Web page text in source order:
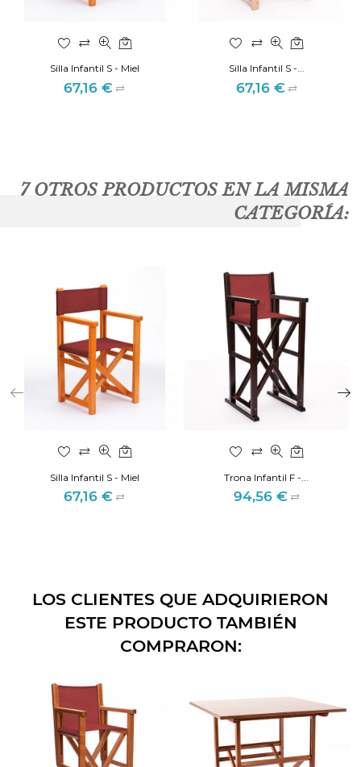
Silla Infantil S - Miel
Precio
67,16 €
Silla Infantil S -...
Precio
67,16 €
7 OTROS PRODUCTOS EN LA MISMA
CATEGORÍA:
Silla Infantil S - Miel
Precio
67,16 €
Trona Infantil F -...
Precio
94,56 €
LOS CLIENTES QUE ADQUIRIERON
ESTE PRODUCTO TAMBIÉN
COMPRARON: